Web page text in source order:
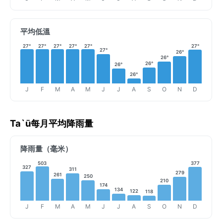
平均低溫
27°
J
27°
F
27°
M
27°
A
27°
M
27°
J
26°
J
26°
A
26°
S
26°
O
26°
N
27°
D
Ta`ū每月平均降雨量
降雨量（毫米）
327
J
503
F
261
M
311
A
250
M
174
J
134
J
122
A
118
S
210
O
279
N
377
D